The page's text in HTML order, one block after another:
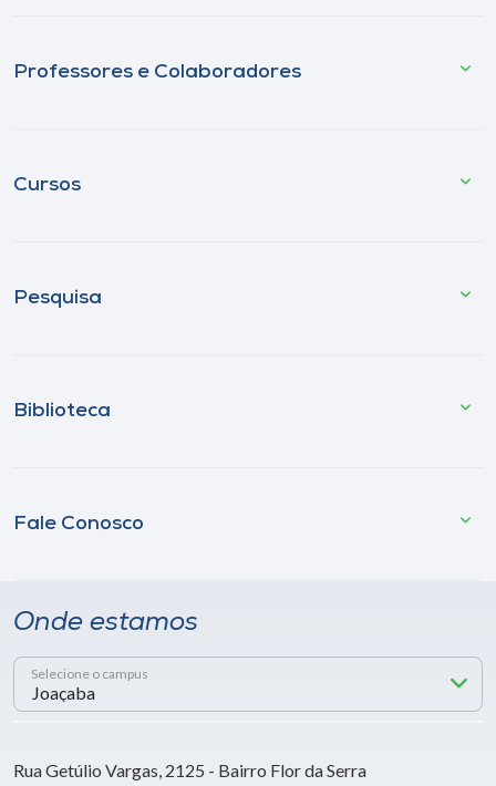
Professores e Colaboradores
Cursos
Pesquisa
Biblioteca
Fale Conosco
Onde estamos
Selecione o campus
Rua Getúlio Vargas, 2125 - Bairro Flor da Serra